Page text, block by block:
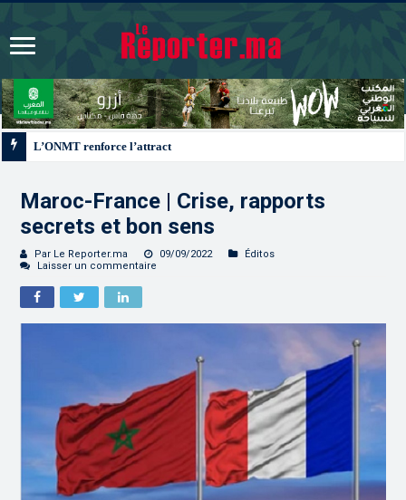
Maroc-France | Crise, rapports
secrets et bon sens
Par Le Reporter.ma 09/09/2022
Éditos
Laisser un commentaire